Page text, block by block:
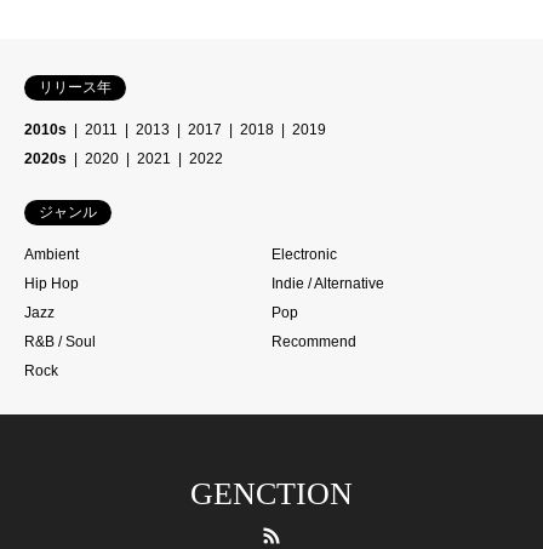
リリース年
2010s 2011 2013 2017 2018
2019
2020s
2020 2021 2022
ジャンル
Ambient
Electronic
Hip Hop
Indie / Alternative
Jazz
Pop
R&B / Soul
Recommend
Rock
GENCTION